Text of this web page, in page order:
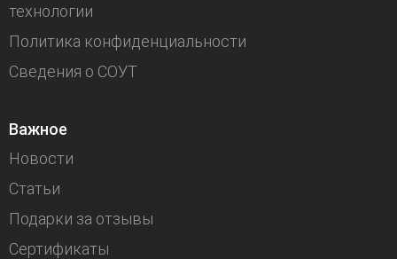
технологии
Политика конфиденциальности
Сведения о СОУТ
Важное
Новости
Статьи
Подарки за отзывы
Сертификаты